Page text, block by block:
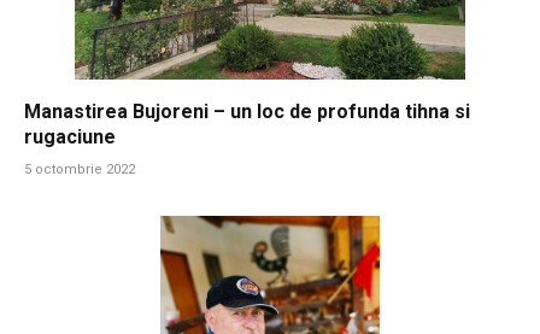
Manastirea Bujoreni – un loc de profunda tihna si
rugaciune
5 octombrie 2022